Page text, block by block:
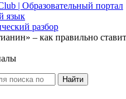
| Образовательный портал
язык
разбор
– как правильно
Найти